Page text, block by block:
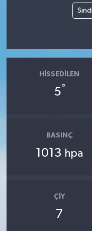
HISSEDILEN
5°
BASINÇ
1013 hpa
ÇIY
7